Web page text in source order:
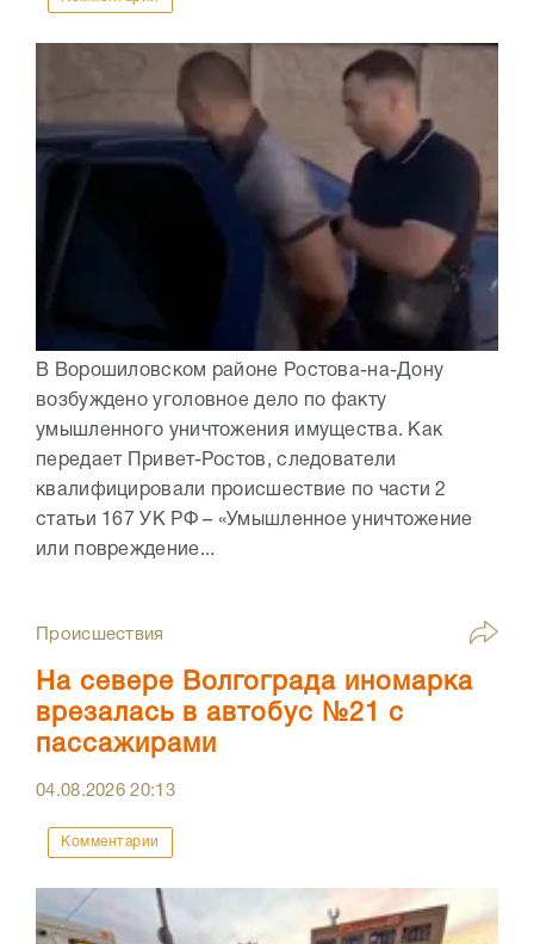
В Ворошиловском районе Ростова-на-Дону
возбуждено уголовное дело по факту
умышленного уничтожения имущества. Как
передает Привет-Ростов, следователи
квалифицировали происшествие по части 2
статьи 167 УК РФ – «Умышленное уничтожение
или повреждение...
Происшествия
На севере Волгограда иномарка
врезалась в автобус №21 с
пассажирами
04.08.202620:13
Комментарии